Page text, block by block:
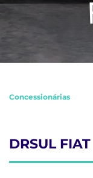
Concessionárias
DRSUL FIAT